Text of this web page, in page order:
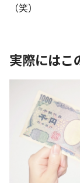
（笑）
実際にはこ